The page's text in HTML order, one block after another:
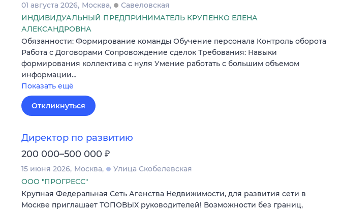
01 августа 2026 Москва
Савеловская
ИНДИВИДУАЛЬНЫЙ ПРЕДПРИНИМАТЕЛЬ КРУПЕНКО ЕЛЕНА
АЛЕКСАНДРОВНА
Обязанности: Формирование команды Обучение персонала Контроль оборота
Работа с Договорами Сопровождение сделок Требования: Навыки
формирования коллектива с нуля Умение работать с большим объемом
информации…
Показать ещё
Откликнуться
Директор по развитию
200 000–500 000 ₽
15 июня 2026 Москва
Улица Скобелевская
ООО "ПРОГРЕСС"
Крупная Федеральная Сеть Агенства Недвижимости, для развития сети в
Москве приглашает ТОПОВЫХ руководителей! Возможности без границ,